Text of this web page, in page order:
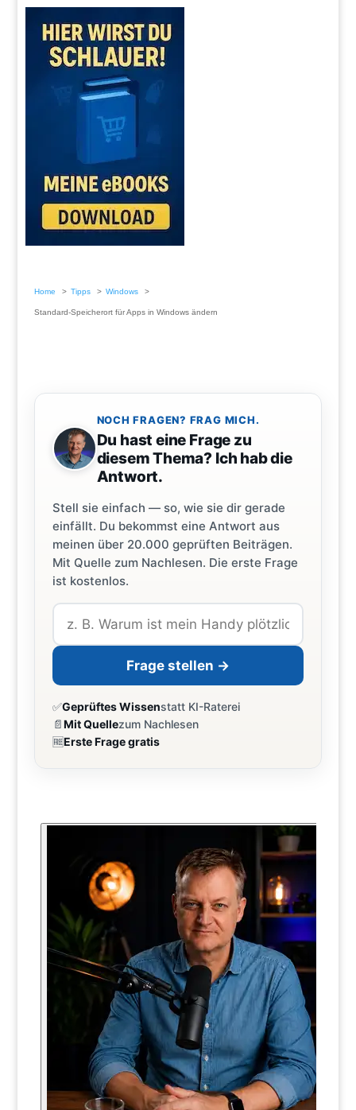
Home Tipps Windows
Standard-Speicherort für Apps in Windows ändern
NOCH FRAGEN? FRAG MICH.
Du hast eine Frage zu
diesem Thema? Ich hab die
Antwort.
Stell sie einfach — so, wie sie dir gerade
einfällt. Du bekommst eine Antwort aus
meinen über 20.000 geprüften Beiträgen.
Mit Quelle zum Nachlesen. Die erste Frage
ist kostenlos.
Frage stellen →
✅Geprüftes Wissenstatt KI-Raterei
📄Mit Quellezum Nachlesen
🆓Erste Frage gratis